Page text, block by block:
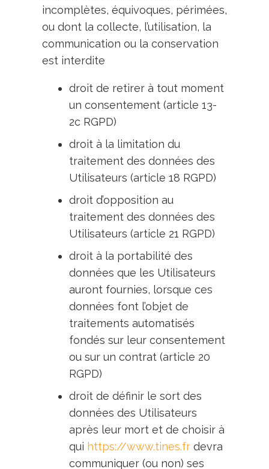
incomplètes, équivoques, périmées,
ou dont la collecte, l’utilisation, la
communication ou la conservation
est interdite
droit de retirer à tout moment
un consentement (article 13-
2c RGPD)
droit à la limitation du
traitement des données des
Utilisateurs (article 18 RGPD)
droit d’opposition au
traitement des données des
Utilisateurs (article 21 RGPD)
droit à la portabilité des
données que les Utilisateurs
auront fournies, lorsque ces
données font l’objet de
traitements automatisés
fondés sur leur consentement
ou sur un contrat (article 20
RGPD)
droit de définir le sort des
données des Utilisateurs
après leur mort et de choisir à
qui https://www.tines.fr devra
communiquer (ou non) ses